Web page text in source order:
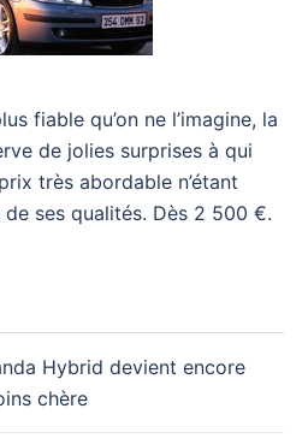
fiable qu’on ne l’imagine, la
de jolies surprises à qui
très abordable n’étant
de ses qualités. Dès 2 500 €.
Hybrid devient encore
chère